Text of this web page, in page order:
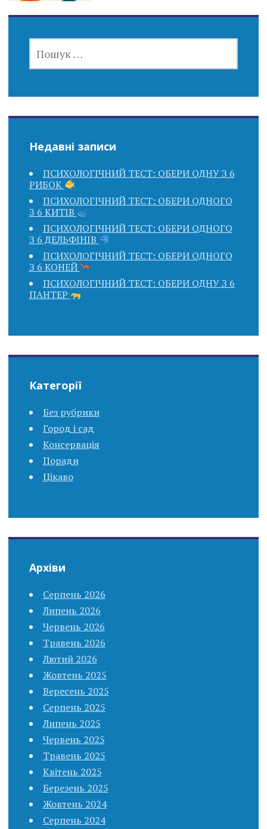
Недавні записи
ПСИХОЛОГІЧНИЙ ТЕСТ: ОБЕРИ ОДНУ З 6
РИБОК
ПСИХОЛОГІЧНИЙ ТЕСТ: ОБЕРИ ОДНОГО
З 6 КИТІВ
ПСИХОЛОГІЧНИЙ ТЕСТ: ОБЕРИ ОДНОГО
З 6 ДЕЛЬФІНІВ
ПСИХОЛОГІЧНИЙ ТЕСТ: ОБЕРИ ОДНОГО
З 6 КОНЕЙ
ПСИХОЛОГІЧНИЙ ТЕСТ: ОБЕРИ ОДНУ З 6
ПАНТЕР
Категорії
Без рубрики
Город і сад
Консервація
Поради
Цікаво
Архіви
Серпень 2026
Липень 2026
Червень 2026
Травень 2026
Лютий 2026
Жовтень 2025
Вересень 2025
Серпень 2025
Липень 2025
Червень 2025
Травень 2025
Квітень 2025
Березень 2025
Жовтень 2024
Серпень 2024